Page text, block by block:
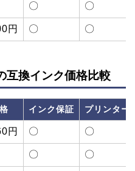
〇 〇
円 〇 〇
互換インク価格比較
インク保証 プリンター
円 〇 〇
〇 〇